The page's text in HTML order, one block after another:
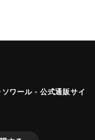
ソワール - 公式通販サイ